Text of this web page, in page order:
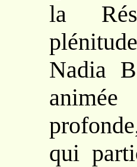
la
Nadia
qui